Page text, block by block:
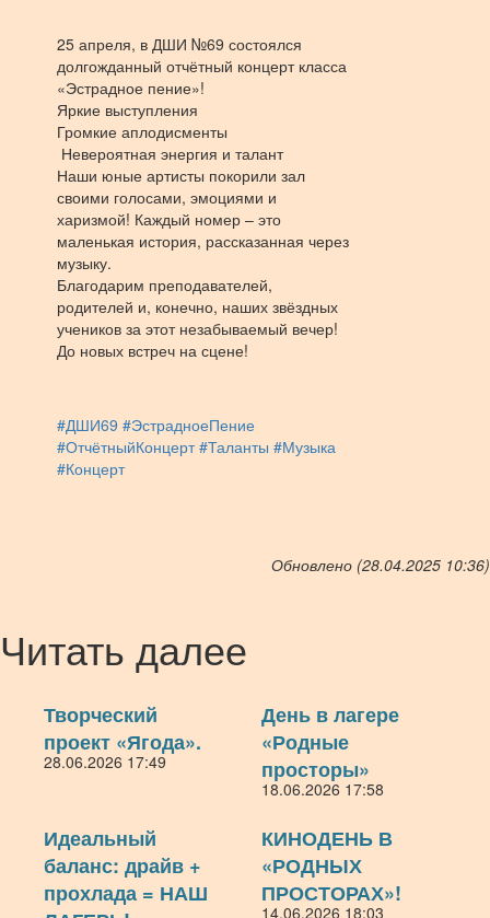
25 апреля, в ДШИ №69 состоялся
долгожданный отчётный концерт класса
«Эстрадное пение»!
Яркие выступления
Громкие аплодисменты
Невероятная энергия и талант
Наши юные артисты покорили зал
своими голосами, эмоциями и
харизмой! Каждый номер – это
маленькая история, рассказанная через
музыку.
Благодарим преподавателей,
родителей и, конечно, наших звёздных
учеников за этот незабываемый вечер!
До новых встреч на сцене!
#ДШИ69 #ЭстрадноеПение
#ОтчётныйКонцерт #Таланты #Музыка
#Концерт
Обновлено (28.04.2025 10:36)
Читать далее
Творческий
проект «Ягода».
28.06.2026 17:49
День в лагере
«Родные
просторы»
18.06.2026 17:58
Идеальный
баланс: драйв +
прохлада = НАШ
КИНОДЕНЬ В
«РОДНЫХ
ПРОСТОРАХ»!
14.06.2026 18:03